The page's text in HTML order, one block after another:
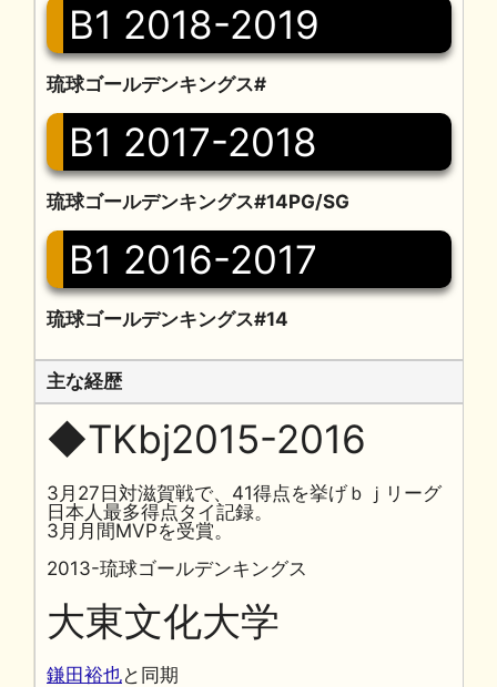
B1 2018-2019
琉球ゴールデンキングス#
B1 2017-2018
琉球ゴールデンキングス#14PG/SG
B1 2016-2017
琉球ゴールデンキングス#14
主な経歴
◆TKbj2015-2016
3月27日対滋賀戦で、41得点を挙げｂｊリーグ
日本人最多得点タイ記録。
3月月間MVPを受賞。
2013-琉球ゴールデンキングス
大東文化大学
鎌田裕也と同期